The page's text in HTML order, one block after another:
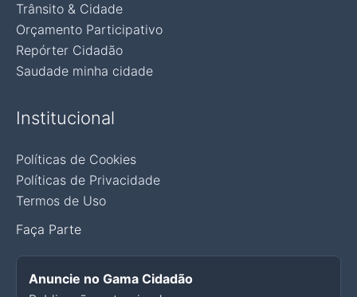
Trânsito & Cidade
Orçamento Participativo
Repórter Cidadão
Saudade minha cidade
Institucional
Políticas de Cookies
Políticas de Privacidade
Termos de Uso
Faça Parte
Anuncie no Gama Cidadão